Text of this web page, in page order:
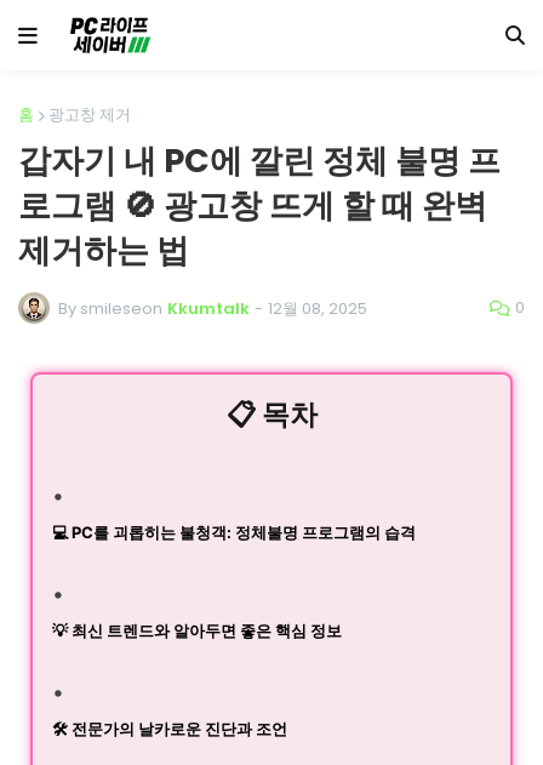
홈 광고창 제거
갑자기 내 PC에 깔린 정체 불명 프
로그램 🚫 광고창 뜨게 할 때 완벽
제거하는 법
By smileseon Kkumtalk - 12월 08, 2025 0
📋 목차
💻 PC를 괴롭히는 불청객: 정체불명 프로그램의 습격
💡 최신 트렌드와 알아두면 좋은 핵심 정보
🛠️ 전문가의 날카로운 진단과 조언